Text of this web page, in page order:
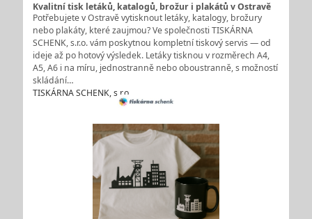
Kvalitní tisk letáků, katalogů, brožur i plakátů v Ostravě
Potřebujete v Ostravě vytisknout letáky, katalogy, brožury
nebo plakáty, které zaujmou? Ve společnosti TISKÁRNA
SCHENK, s.r.o. vám poskytnou kompletní tiskový servis — od
ideje až po hotový výsledek. Letáky tisknou v rozměrech A4,
A5, A6 i na míru, jednostranně nebo oboustranně, s možností
skládání…
TISKÁRNA SCHENK, s.r.o.